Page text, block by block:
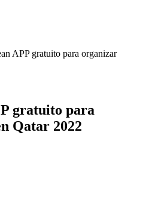
APP gratuito para organizar
gratuito para
Qatar 2022